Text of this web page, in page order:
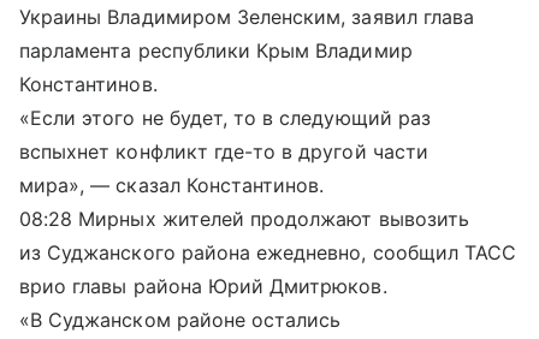
Украины Владимиром Зеленским, заявил глава
парламента республики Крым Владимир
Константинов.
«Если этого не будет, то в следующий раз
вспыхнет конфликт где-то в другой части
мира», — сказал Константинов.
08:28 Мирных жителей продолжают вывозить
из Суджанского района ежедневно, сообщил ТАСС
врио главы района Юрий Дмитрюков.
«В Суджанском районе остались